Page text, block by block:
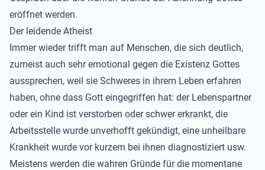
eröffnet werden.
Der leidende Atheist
Immer wieder trifft man auf Menschen, die sich deutlich,
zumeist auch sehr emotional gegen die Existenz Gottes
aussprechen, weil sie Schweres in ihrem Leben erfahren
haben, ohne dass Gott eingegriffen hat: der Lebenspartner
oder ein Kind ist verstorben oder schwer erkrankt, die
Arbeitsstelle wurde unverhofft gekündigt, eine unheilbare
Krankheit wurde vor kurzem bei ihnen diagnostiziert usw.
Meistens werden die wahren Gründe für die momentane